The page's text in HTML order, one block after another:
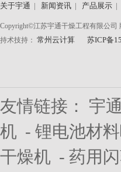
关于宇通 | 新闻资讯 | 产品展示 |
Copyright©江苏宇通干燥工程有限公司
持术技持： 常州云计算 苏ICP备
友情链接： 宇
机 - 锂电池材
干燥机 - 药用